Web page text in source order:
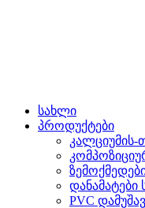
სახლი
პროდუქტები
დანამატები
PVC